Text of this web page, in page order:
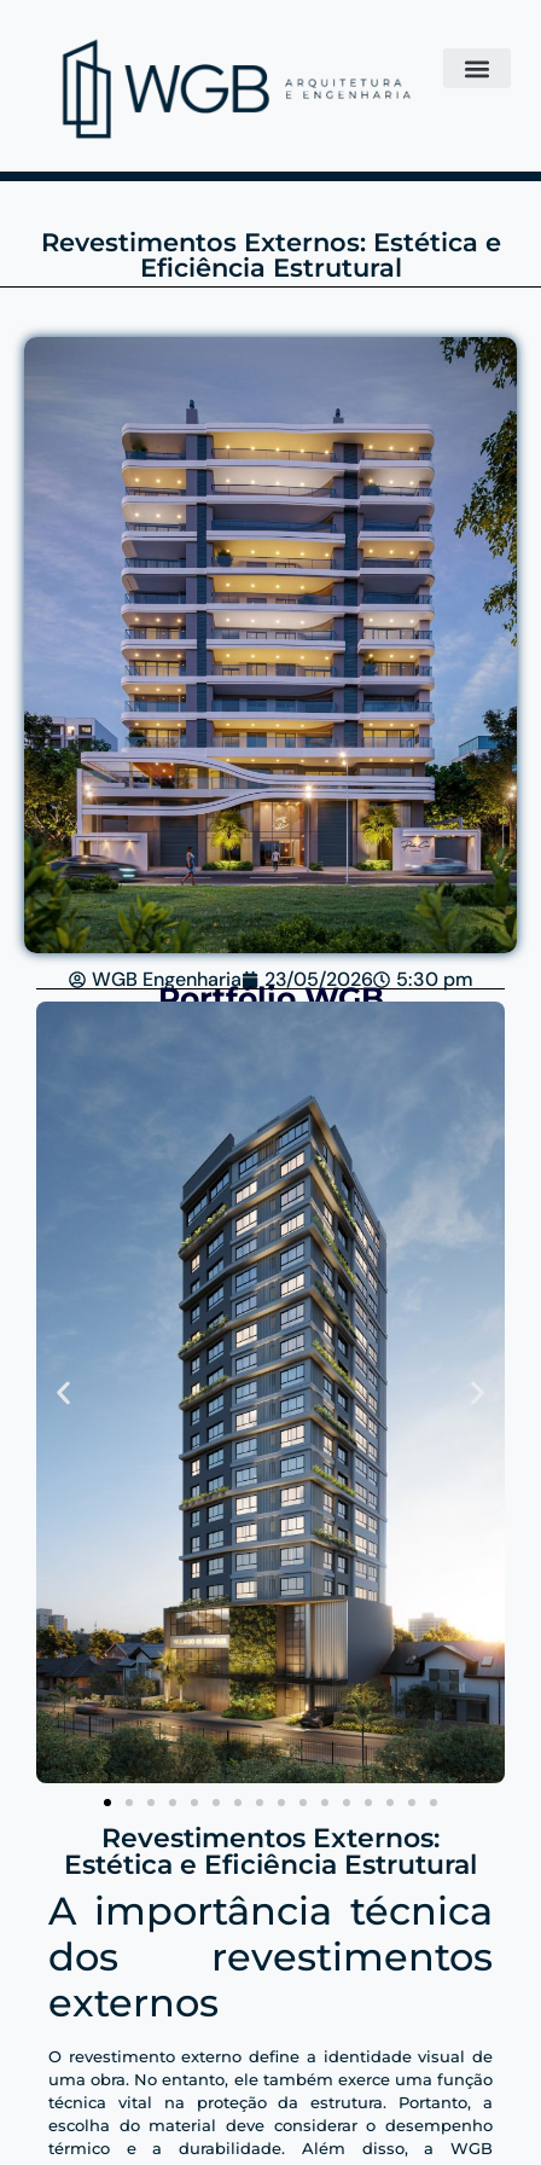
Revestimentos Externos: Estética e
Eficiência Estrutural
WGB Engenharia 23/05/2026 5:30 pm
Portfólio WGB
Revestimentos Externos:
Estética e Eficiência Estrutural
A importância técnica
dos revestimentos
externos
O revestimento externo define a identidade visual de
uma obra. No entanto, ele também exerce uma função
técnica vital na proteção da estrutura. Portanto, a
escolha do material deve considerar o desempenho
térmico e a durabilidade. Além disso, a WGB